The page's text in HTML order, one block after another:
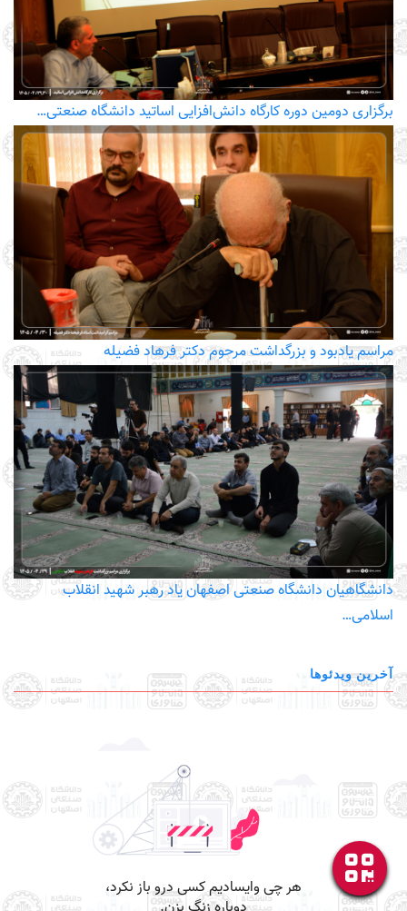
برگزاری دومین دوره کارگاه دانش‌افزایی اساتید دانشگاه صنعتی…
مراسم یادبود و بزرگداشت مرحوم دکتر فرهاد فضیله
دانشگاهیان دانشگاه صنعتی اصفهان یاد رهبر شهید انقلاب
اسلامی…
آخرین ویدئوها